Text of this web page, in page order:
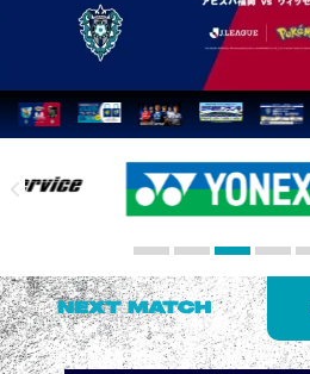
NEXT MATCH